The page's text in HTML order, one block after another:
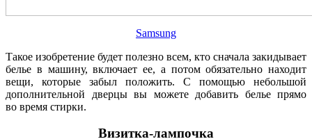
Samsung
Такое изобретение будет полезно всем, кто сначала закидывает
белье в машину, включает ее, а потом обязательно находит
вещи, которые забыл положить. С помощью небольшой
дополнительной дверцы вы можете добавить белье прямо
во время стирки.
Визитка-лампочка